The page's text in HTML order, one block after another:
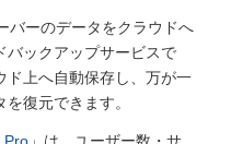
バーのデータをクラウドへ
バックアップサービスで
ド上へ自動保存し、万が一
復元できます。